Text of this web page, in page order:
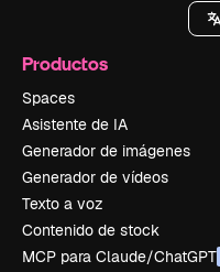
Productos
Spaces
Asistente de IA
Generador de imágenes
Generador de vídeos
Texto a voz
Contenido de stock
MCP para Claude/ChatGPT